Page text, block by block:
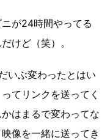
が24時間やってる
けど（笑）。
いぶ変わったとはい
てリンクを送ってく
はまるで変わってな
像を一緒に送ってき